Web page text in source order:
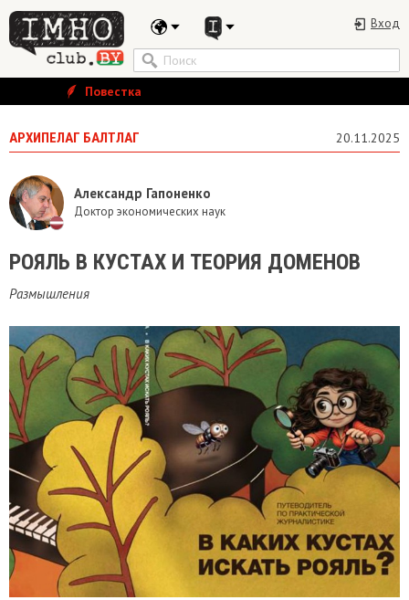
Вход
Повестка
АРХИПЕЛАГ БАЛТЛАГ 20.11.2025
Александр Гапоненко
Доктор экономических наук
​РОЯЛЬ В КУСТАХ И ТЕОРИЯ ДОМЕНОВ
Размышления